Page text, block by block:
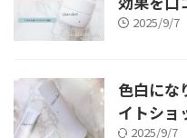
2025/9/7
色白にな
イトショ
2025/9/7